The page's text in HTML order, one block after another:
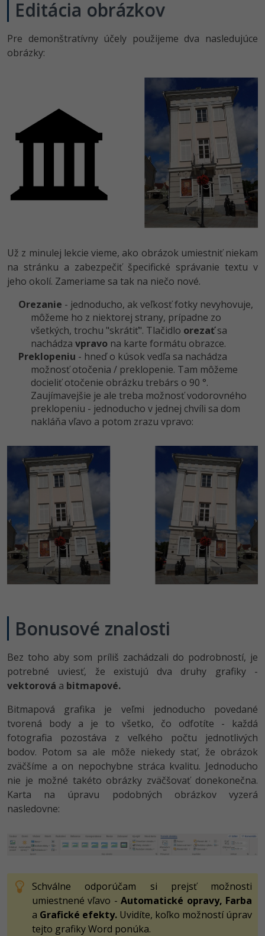
Editácia obrázkov
Pre demonštratívny účely použijeme dva nasledujúce
obrázky:
Už z minulej lekcie vieme, ako obrázok umiestniť niekam
na stránku a zabezpečiť špecifické správanie textu v
jeho okolí. Zameriame sa tak na niečo nové.
Orezanie - jednoducho, ak veľkosť fotky nevyhovuje,
môžeme ho z niektorej strany, prípadne zo
všetkých, trochu "skrátiť". Tlačidlo orezaťsa
nachádza vpravo na karte formátu obrazce.
Preklopeniu - hneď o kúsok vedľa sa nachádza
možnosť otočenia / preklopenie. Tam môžeme
docieliť otočenie obrázku trebárs o 90 °.
Zaujímavejšie je ale treba možnosť vodorovného
preklopeniu - jednoducho v jednej chvíli sa dom
nakláňa vľavo a potom zrazu vpravo:
Bonusové znalosti
Bez toho aby som príliš zachádzali do podrobností, je
potrebné uviesť, že existujú dva druhy grafiky -
vektorová a bitmapové.
Bitmapová grafika je veľmi jednoducho povedané
tvorená body a je to všetko, čo odfotíte - každá
fotografia pozostáva z veľkého počtu jednotlivých
bodov. Potom sa ale môže niekedy stať, že obrázok
zväčšíme a on nepochybne stráca kvalitu. Jednoducho
nie je možné takéto obrázky zväčšovať donekonečna.
Karta na úpravu podobných obrázkov vyzerá
nasledovne:
Schválne odporúčam si prejsť možnosti
umiestnené vľavo -Automatické opravy, Farba
a Grafické efekty. Uvidíte, koľko možností úprav
tejto grafiky Word ponúka.